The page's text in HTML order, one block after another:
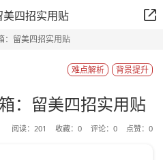
四招实用贴
：留美四招实用贴
背景提升
难点解析
：留美四招实用贴
阅读： 201 收藏： 0 评论： 0 点赞： 0